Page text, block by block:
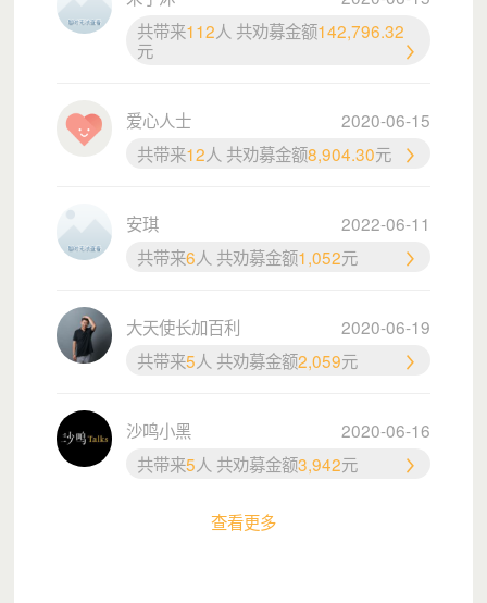
到了一个代表学校参加国际中学生会议的机会。
来到上海，他看到身边的同龄人，
思维活跃、勇于表达
这些都让他深受触动，陷入沉思。
2013 年，高考结束，子沐与十几位伙伴，一同创办了C公
益，开始
联络、引进、举办优质青年公益活动
，同时，以
共带来112人 共劝募金额142,796.32
元
爱心人士
2020-06-15
共带来12人 共劝募金额8,904.30元
安琪
2022-06-11
共带来6人 共劝募金额1,052元
大天使长加百利
2020-06-19
共带来5人 共劝募金额2,059元
沙鸣小黑
2020-06-16
共带来5人 共劝募金额3,942元
查看更多